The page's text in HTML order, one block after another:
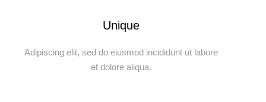
Unique
Adipiscing elit, sed do eiusmod incididunt ut labore
et dolore aliqua.